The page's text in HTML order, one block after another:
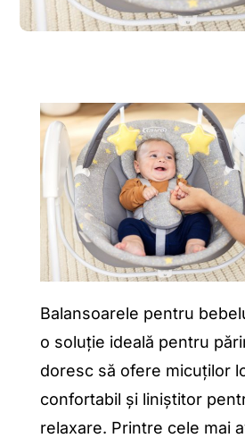
Balansoarele pentru
o soluție ideală pentru
doresc să ofere micuților
confortabil și liniștitor
relaxare. Printre cele mai